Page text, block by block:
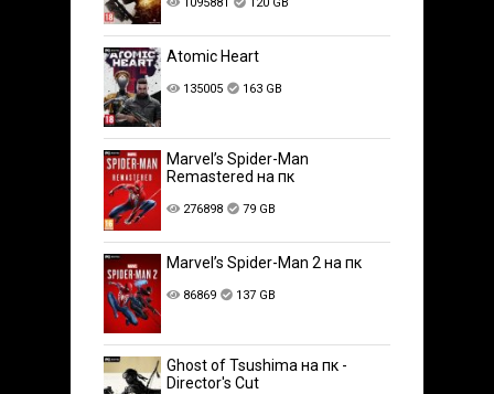
Atomic Heart
135005 163 GB
Marvel’s Spider-Man
Remastered на пк
276898 79 GB
Marvel’s Spider-Man 2 на пк
86869 137 GB
Ghost of Tsushima на пк -
Director's Cut